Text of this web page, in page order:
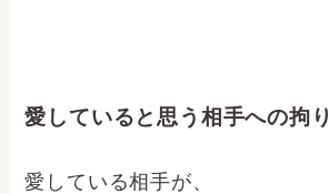
愛していると思う相手への拘り
愛している相手が、